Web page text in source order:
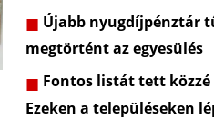
Újabb nyugdíjpénztár
megtörtént az egyesülés
Fontos listát tett közzé
Ezeken a településeken